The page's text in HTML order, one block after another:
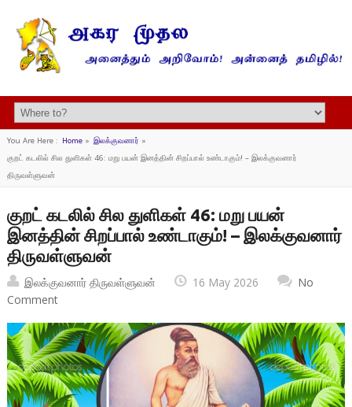
You Are Here : Home» இலக்குவனார் »
குறட் கடலில் சில துளிகள் 46: மறு பயன் இனத்தின் சிறப்பால் உண்டாகும்! – இலக்குவனார்
திருவள்ளுவன்
குறட் கடலில் சில துளிகள் 46: மறு பயன்
இனத்தின் சிறப்பால் உண்டாகும்! – இலக்குவனார்
திருவள்ளுவன்
இலக்குவனார் திருவள்ளுவன் 16 May 2026
No
Comment